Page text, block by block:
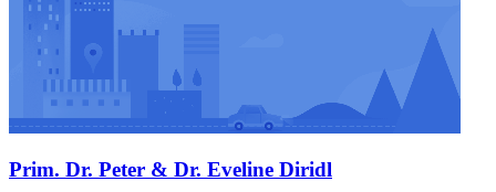
Prim. Dr. Peter & Dr. Eveline Diridl